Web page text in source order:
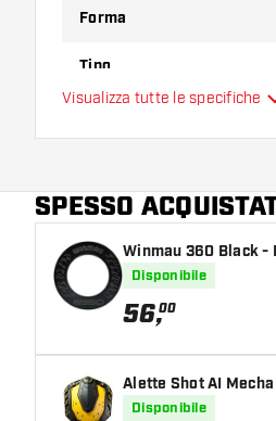
Forma
Tipo
Colore principale
Visualizza tutte le specifiche
SPESSO
Winmau 360 Black -
Disponibile
56,00
Alette Shot AI Mecha
Disponibile